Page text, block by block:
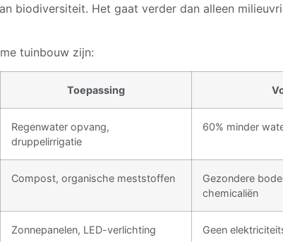
biodiversiteit. Het gaat verder dan alleen
tuinbouw zijn:
Toepassing
Regenwater opvang,
druppelirrigatie
60% minder
Compost, organische meststoffen
Gezondere
chemicaliën
Zonnepanelen, LED-verlichting Geen